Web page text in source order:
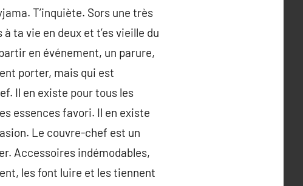
T’inquiète. Sors une très
ta vie en deux et t’es vieille du
en événement, un parure,
porter, mais qui est
Il en existe pour tous les
essences favori. Il en existe
Le couvre-chef est un
Accessoires indémodables,
les font luire et les tiennent